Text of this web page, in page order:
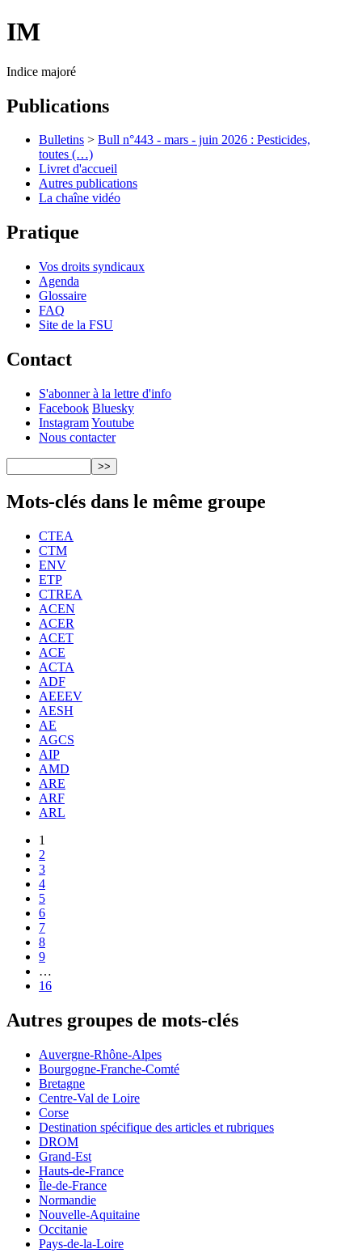
IM
Indice majoré
Publications
Bulletins > Bull n°443 - mars - juin 2026 : Pesticides,
toutes (…)
Livret d'accueil
Autres publications
La chaîne vidéo
Pratique
Vos droits syndicaux
Agenda
Glossaire
FAQ
Site de la FSU
Contact
S'abonner à la lettre d'info
Facebook Bluesky
InstagramYoutube
Nous contacter
Mots-clés dans le même groupe
CTEA
CTM
ENV
ETP
CTREA
ACEN
ACER
ACET
ACE
ACTA
ADF
AEEEV
AESH
AE
AGCS
AIP
AMD
ARE
ARF
ARL
1
2
3
4
5
6
7
8
9
…
16
Autres groupes de mots-clés
Auvergne-Rhône-Alpes
Bourgogne-Franche-Comté
Bretagne
Centre-Val de Loire
Corse
Destination spécifique des articles et rubriques
DROM
Grand-Est
Hauts-de-France
Île-de-France
Normandie
Nouvelle-Aquitaine
Occitanie
Pays-de-la-Loire